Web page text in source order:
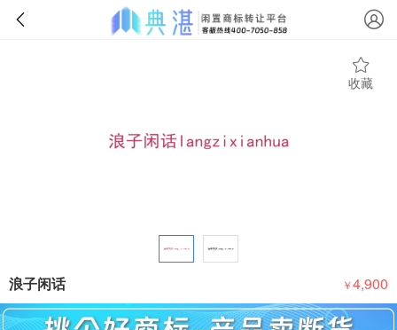
收藏
浪子闲话 ￥4,900